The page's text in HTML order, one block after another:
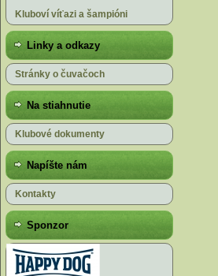
Kluboví víťazi a šampióni
Linky a odkazy
Stránky o čuvačoch
Na stiahnutie
Klubové dokumenty
Napíšte nám
Kontakty
Sponzor